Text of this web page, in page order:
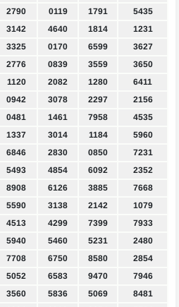
2790 0119 1791
5435
3142 4640 1814
1231
3325 0170 6599
3627
2776 0839 3559
3650
1120 2082 1280
6411
0942 3078 2297
2156
0481 1461 7958
4535
1337 3014 1184
5960
6846 2830 0850
7231
5493 4854 6092
2352
8908 6126 3885
7668
5590 3138 2142
1079
4513 4299 7399
7933
5940 5460 5231
2480
7708 6750 8580
2854
5052 6583 9470
7946
3560 5836 5069
8481